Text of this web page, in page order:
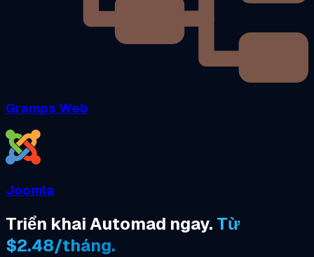
Gramps Web
Joomla
Triển khai Automad ngay. Từ
$2.48/tháng.